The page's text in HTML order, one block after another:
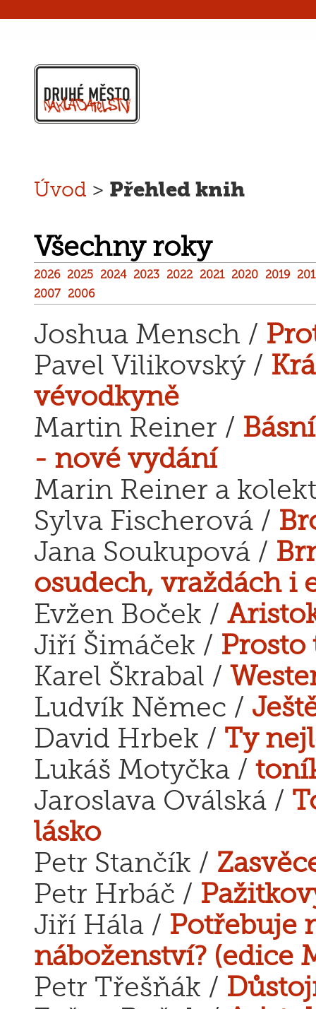
Úvod > Přehled knih
Všechny roky
2026 2025 2024 2023 2022 2021 2020 2019
2007
2006
Joshua Mensch /
Pavel Vilikovský /
vévodkyně
Martin Reiner /
- nové vydání
Marin Reiner a
Sylva Fischerová /
Jana Soukupová /
osudech, vraždách i
Evžen Boček /
Jiří Šimáček / Prosto
Karel Škrabal /
Ludvík Němec /
David Hrbek / Ty
Lukáš Motyčka /
Jaroslava Oválská /
lásko
Petr Stančík /
Petr Hrbáč /
Jiří Hála / Potřebuje
náboženství? (edice
Petr Třešňák /